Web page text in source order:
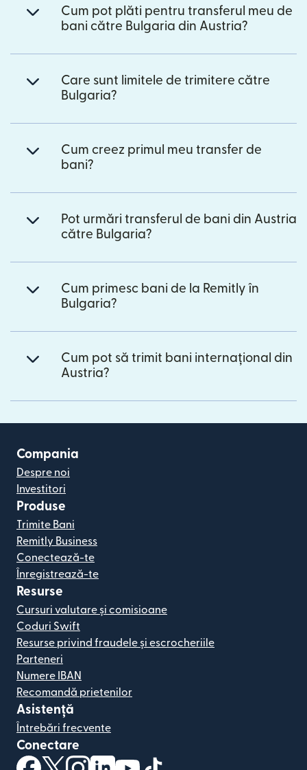
Cum pot plăti pentru transferul meu de
bani către Bulgaria din Austria?
Care sunt limitele de trimitere către
Bulgaria?
Cum creez primul meu transfer de
bani?
Pot urmări transferul de bani din Austria
către Bulgaria?
Cum primesc bani de la Remitly în
Bulgaria?
Cum pot să trimit bani internațional din
Austria?
Compania
Despre noi
Investitori
Produse
Trimite Bani
Remitly Business
Conectează-te
Înregistrează-te
Resurse
Cursuri valutare și comisioane
Coduri Swift
Resurse privind fraudele și escrocheriile
Parteneri
Numere IBAN
Recomandă prietenilor
Asistență
Întrebări frecvente
Conectare
(se deschide într-o fereastră nouă)
(se deschide într-o fereastră nouă)
(se deschide într-o fereastră nouă)
(se deschide într-o fereastră nouă)
(se deschide într-o fereastră